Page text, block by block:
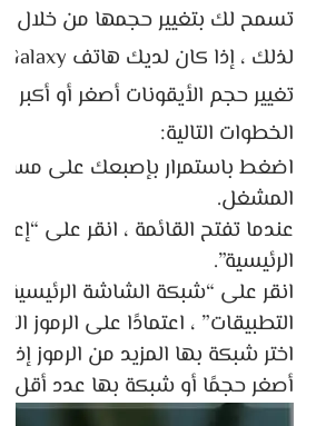
تسمح لك بتغيير حجمها من خلال
تغيير حجم الأيقونات أصغر أو أكبر
الخطوات التالية:
اضغط باستمرار بإصبعك على
المشغل.
عندما تفتح القائمة ، انقر على
الرئيسية”.
انقر على “شبكة الشاشة
التطبيقات” ، اعتمادًا على الرموز
اختر شبكة بها المزيد من الرموز
أصغر حجمًا أو شبكة بها عدد أقل من